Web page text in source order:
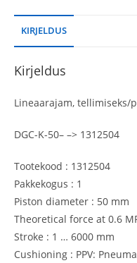
KIRJELDUS
Kirjeldus
Lineaarajam, tellimiseks/
DGC-K-50– –> 1312504
Tootekood : 1312504
Pakkekogus : 1
Piston diameter : 50 mm
Theoretical force at 0.6
Stroke : 1 … 6000 mm
Cushioning : PPV: